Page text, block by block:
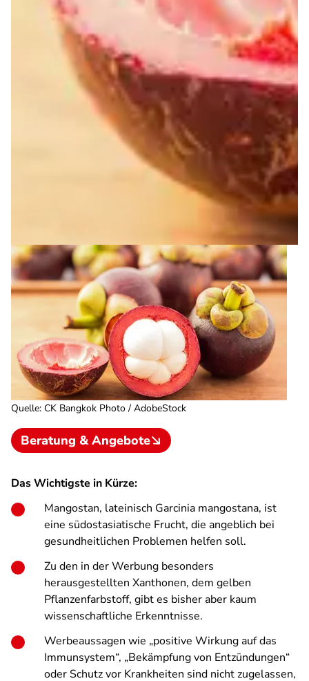
Quelle: CK Bangkok Photo / AdobeStock
Beratung & Angebote
Das Wichtigste in Kürze:
Mangostan, lateinisch Garcinia mangostana, ist
eine südostasiatische Frucht, die angeblich bei
gesundheitlichen Problemen helfen soll.
Zu den in der Werbung besonders
herausgestellten Xanthonen, dem gelben
Pflanzenfarbstoff, gibt es bisher aber kaum
wissenschaftliche Erkenntnisse.
Werbeaussagen wie „positive Wirkung auf das
Immunsystem“, „Bekämpfung von Entzündungen“
oder Schutz vor Krankheiten sind nicht zugelassen,